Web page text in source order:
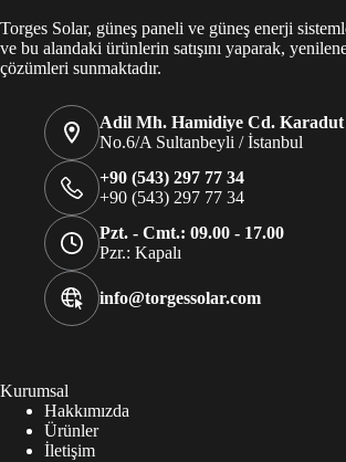
Torges Solar, güneş paneli ve güneş enerji
ve bu alandaki ürünlerin satışını yaparak,
çözümleri sunmaktadır.
Adil Mh. Hamidiye Cd. Karadut
No.6/A Sultanbeyli / İstanbul
+90 (543) 297 77 34
+90 (543) 297 77 34
Pzt. - Cmt.: 09.00 - 17.00
Pzr.: Kapalı
info@torgessolar.com
Kurumsal
Hakkımızda
Ürünler
İletişim